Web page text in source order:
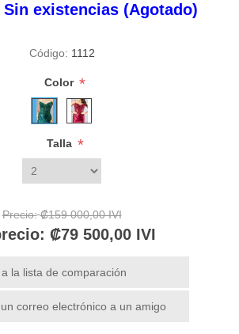
Sin existencias (Agotado)
Código: 1112
Color *
Talla *
Precio: ₡159 000,00 IVI
₡79 500,00 IVI